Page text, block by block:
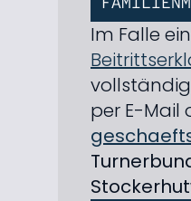
Im Falle
per E-Mail